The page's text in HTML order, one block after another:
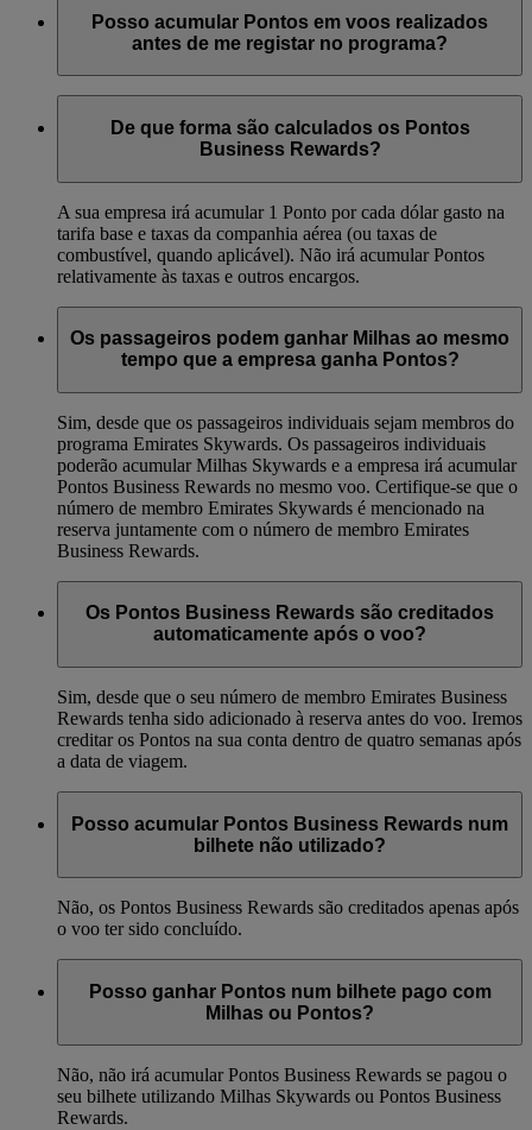
Posso acumular Pontos em voos realizados
antes de me registar no programa?
creditados em voos realizados após ter efetuado o registo no
De que forma são calculados os Pontos
Business Rewards?
A sua empresa irá acumular 1 Ponto por cada dólar gasto na
tarifa base e taxas da companhia aérea (ou taxas de
combustível, quando aplicável). Não irá acumular Pontos
relativamente às taxas e outros encargos.
Os passageiros podem ganhar Milhas ao mesmo
tempo que a empresa ganha Pontos?
Sim, desde que os passageiros individuais sejam membros do
programa Emirates Skywards. Os passageiros individuais
poderão acumular Milhas Skywards e a empresa irá acumular
Pontos Business Rewards no mesmo voo. Certifique-se que o
número de membro Emirates Skywards é mencionado na
reserva juntamente com o número de membro Emirates
Business Rewards.
Os Pontos Business Rewards são creditados
automaticamente após o voo?
Sim, desde que o seu número de membro Emirates Business
Rewards tenha sido adicionado à reserva antes do voo. Iremos
creditar os Pontos na sua conta dentro de quatro semanas após
a data de viagem.
Posso acumular Pontos Business Rewards num
bilhete não utilizado?
Não, os Pontos Business Rewards são creditados apenas após
o voo ter sido concluído.
Posso ganhar Pontos num bilhete pago com
Milhas ou Pontos?
Não, não irá acumular Pontos Business Rewards se pagou o
seu bilhete utilizando Milhas Skywards ou Pontos Business
Rewards.